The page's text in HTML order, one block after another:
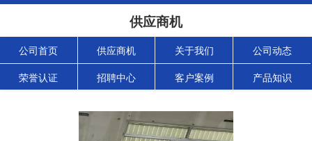
供应商机
公司首页 供应商机 关于我们 公司动态
荣誉认证 招聘中心 客户案例 产品知识